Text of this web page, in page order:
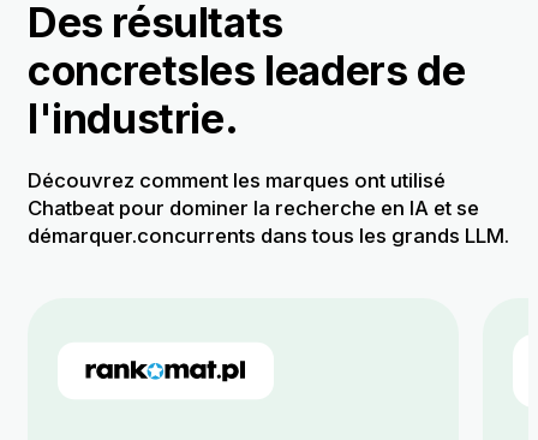
Des résultats
concretsles leaders de
l'industrie.
Découvrez comment les marques ont utilisé
Chatbeat pour dominer la recherche en IA et se
démarquer.concurrents dans tous les grands LLM.